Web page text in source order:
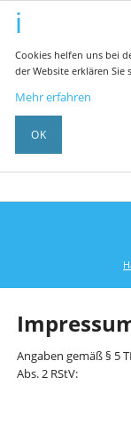
Cookies helfen uns bei
der Website erklären Sie
Mehr erfahren
OK
Angaben gemäß § 5
Abs. 2 RStV: